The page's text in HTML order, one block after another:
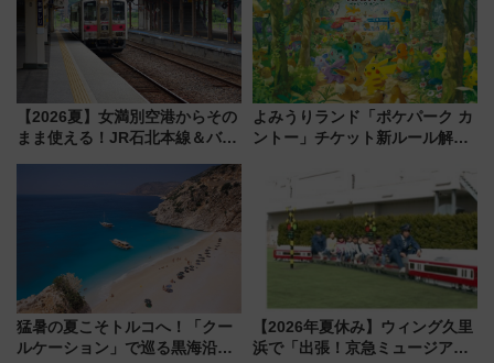
【2026夏】女満別空港からその
まま使える！JR石北本線＆バス
ーパス」でおトクに道東観光
よみうりランド「ポケパーク カ
ントー」チケット新ルール解
本人確認が11月スタート
猛暑の夏こそトルコへ！「クー
ルケーション」で巡る黒海沿岸
【2026年夏休み】ウィング久里
浜で「出張！京急ミュージア